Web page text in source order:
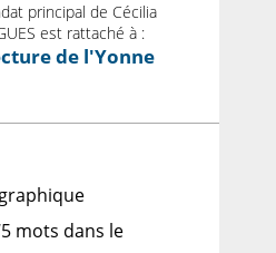
principal de Cécilia
est rattaché à :
de l'Yonne
mots dans le